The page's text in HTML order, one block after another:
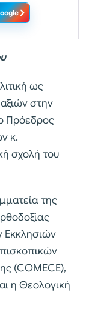
ως
στην
Πρόεδρος
κ.
σχολή του
της
(COMECE),
η Θεολογική